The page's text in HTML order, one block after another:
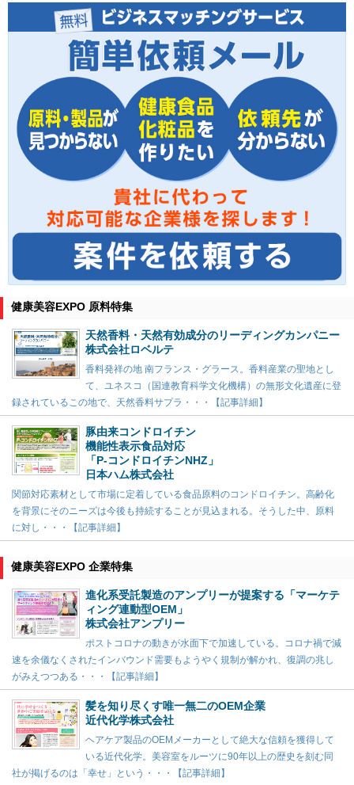
健康美容EXPO 原料特集
天然香料・天然有効成分のリーディングカンパニー
株式会社ロベルテ
香料発祥の地 南フランス・グラース。香料産業の聖地とし
て、ユネスコ（国連教育科学文化機構）の無形文化遺産に登
録されているこの地で、天然香料サプラ・・・【記事詳細】
豚由来コンドロイチン
機能性表示食品対応
「P-コンドロイチンNHZ」
日本ハム株式会社
関節対応素材として市場に定着している食品原料のコンドロイチン。高齢化
を背景にそのニーズは今後も持続することが見込まれる。そうした中、原料
に対し・・・【記事詳細】
健康美容EXPO 企業特集
進化系受託製造のアンプリーが提案する「マーケテ
ィング連動型OEM」
株式会社アンプリー
ポストコロナの動きが水面下で加速している。コロナ禍で減
速を余儀なくされたインバウンド需要もようやく規制が解かれ、復調の兆し
がみえつつある・・・【記事詳細】
髪を知り尽くす唯一無二のOEM企業
近代化学株式会社
ヘアケア製品のOEMメーカーとして絶大な信頼を獲得して
いる近代化学。美容室をルーツに90年以上の歴史を刻む同
社が掲げるのは「幸せ」という・・・【記事詳細】